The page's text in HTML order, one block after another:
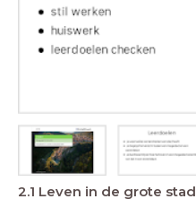
2.1 Leven in de grote stad